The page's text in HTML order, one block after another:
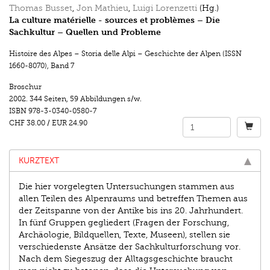
Thomas Busset, Jon Mathieu, Luigi Lorenzetti (Hg.)
La culture matérielle - sources et problèmes – Die
Sachkultur – Quellen und Probleme
Histoire des Alpes – Storia delle Alpi – Geschichte der Alpen (ISSN
1660-8070), Band 7
Broschur
2002. 344 Seiten, 59 Abbildungen s/w.
ISBN 978-3-0340-0580-7
CHF 38.00 / EUR 24.90
KURZTEXT
Die hier vorgelegten Untersuchungen stammen aus
allen Teilen des Alpenraums und betreffen Themen aus
der Zeitspanne von der Antike bis ins 20. Jahrhundert.
In fünf Gruppen gegliedert (Fragen der Forschung,
Archäologie, Bildquellen, Texte, Museen), stellen sie
verschiedenste Ansätze der Sachkulturforschung vor.
Nach dem Siegeszug der Alltagsgeschichte braucht